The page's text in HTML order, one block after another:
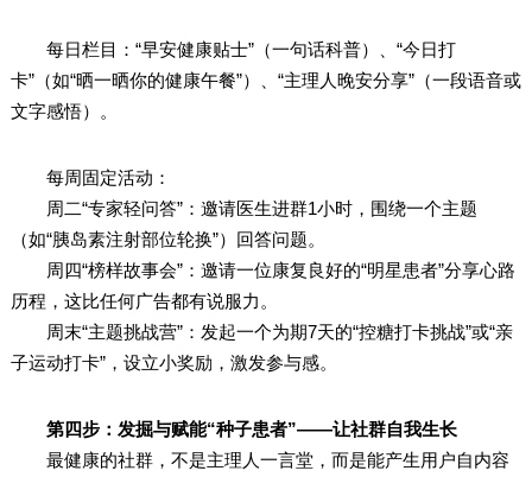
每日栏目：“早安健康贴士”（一句话科普）、“今日打
卡”（如“晒一晒你的健康午餐”）、“主理人晚安分享”（一段语音或
文字感悟）。
每周固定活动：
周二“专家轻问答”：邀请医生进群1小时，围绕一个主题
（如“胰岛素注射部位轮换”）回答问题。
周四“榜样故事会”：邀请一位康复良好的“明星患者”分享心路
历程，这比任何广告都有说服力。
周末“主题挑战营”：发起一个为期7天的“控糖打卡挑战”或“亲
子运动打卡”，设立小奖励，激发参与感。
第四步：发掘与赋能“种子患者”——让社群自我生长
最健康的社群，不是主理人一言堂，而是能产生用户自内容